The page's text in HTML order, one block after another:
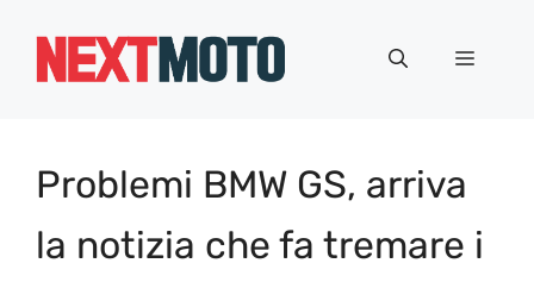
Menu
Problemi BMW GS, arriva
la notizia che fa tremare i